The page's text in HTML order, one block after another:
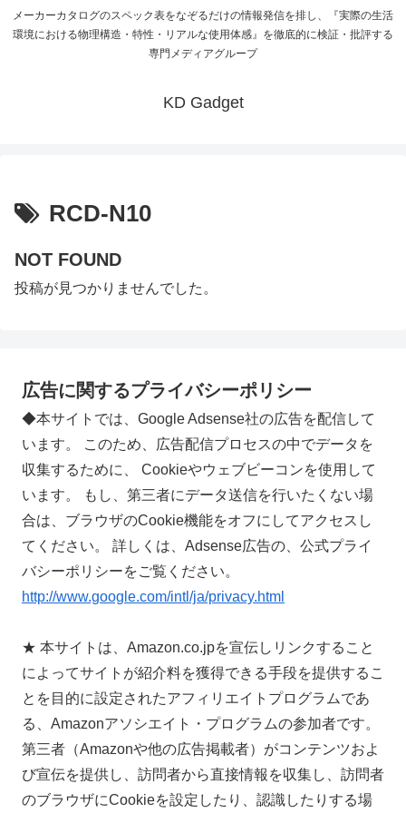
メーカーカタログのスペック表をなぞるだけの情報発信を排し、『実際の生活
環境における物理構造・特性・リアルな使用体感』を徹底的に検証・批評する
専門メディアグループ
KD Gadget
RCD-N10
NOT FOUND
投稿が見つかりませんでした。
広告に関するプライバシーポリシー
◆本サイトでは、Google Adsense社の広告を配信して
います。 このため、広告配信プロセスの中でデータを
収集するために、 Cookieやウェブビーコンを使用して
います。 もし、第三者にデータ送信を行いたくない場
合は、ブラウザのCookie機能をオフにしてアクセスし
てください。 詳しくは、Adsense広告の、公式プライ
バシーポリシーをご覧ください。
http://www.google.com/intl/ja/privacy.html
★ 本サイトは、Amazon.co.jpを宣伝しリンクすること
によってサイトが紹介料を獲得できる手段を提供するこ
とを目的に設定されたアフィリエイトプログラムであ
る、Amazonアソシエイト・プログラムの参加者です。
第三者（Amazonや他の広告掲載者）がコンテンツおよ
び宣伝を提供し、訪問者から直接情報を収集し、訪問者
のブラウザにCookieを設定したり、認識したりする場